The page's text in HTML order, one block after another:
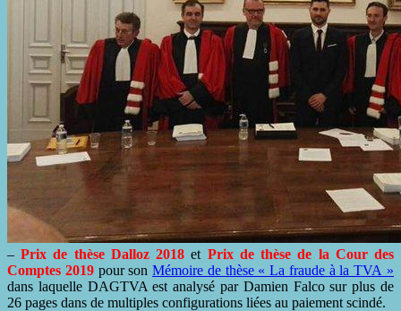
–Prix de thèse Dalloz 2018 et Prix de thèse de la Cour des
Comptes 2019pour sonMémoire de thèse « La fraude à la TVA »
dans laquelle DAGTVA est analysé par Damien Falco sur plus de
26 pages dans de multiples configurations liées au paiement scindé.